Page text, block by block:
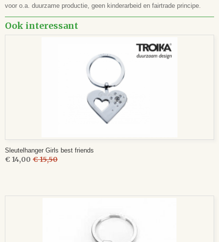
voor o.a. duurzame productie, geen kinderarbeid en fairtrade principe.
Ook interessant
Sleutelhanger Girls best friends
€ 14,00 € 15,50